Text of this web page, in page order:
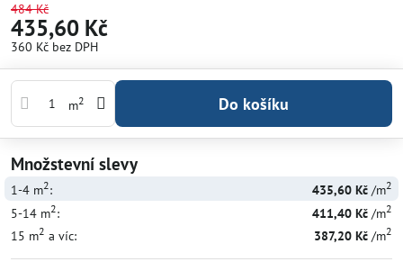
484 Kč
435,60 Kč
360 Kč bez DPH
m2 Do košíku
Množstevní slevy
1-4 m2: 435,60 Kč /m2
5-14 m2: 411,40 Kč /m2
15 m2 a víc: 387,20 Kč /m2